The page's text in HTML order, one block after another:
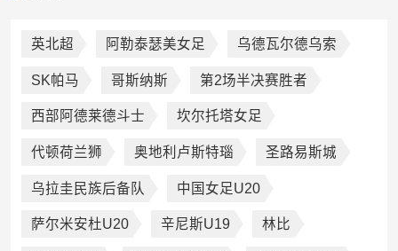
英北超 阿勒泰瑟美女足 乌德瓦尔德乌索
SK帕马 哥斯纳斯 第2场半决赛胜者
西部阿德莱德斗士 坎尔托塔女足
代顿荷兰狮 奥地利卢斯特瑙 圣路易斯城
乌拉圭民族后备队 中国女足U20
萨尔米安杜U20 辛尼斯U19 林比